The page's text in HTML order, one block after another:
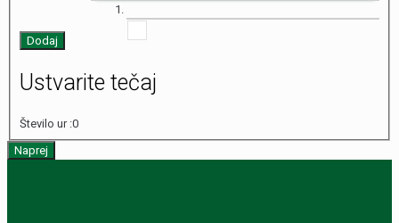
Dodaj
Ustvarite tečaj
Število ur :0
Naprej